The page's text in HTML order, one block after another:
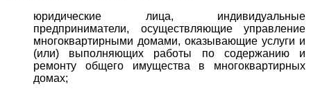
юридические лица, индивидуальные
предприниматели, осуществляющие управление
многоквартирными домами, оказывающие услуги и
(или) выполняющих работы по содержанию и
ремонту общего имущества в многоквартирных
домах;